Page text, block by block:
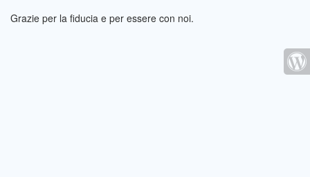
Grazie per la fiducia e per essere con noi.